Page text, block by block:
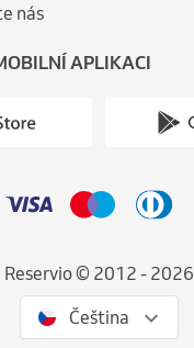
nás
APLIKACI
Reservio © 2012 - 2026
Čeština